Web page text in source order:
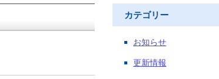
カテゴリー
お知らせ
更新情報